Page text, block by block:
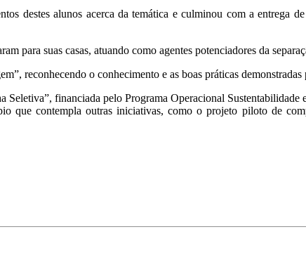
destes alunos acerca da temática e culminou com a entrega
para suas casas, atuando como agentes potenciadores da
reconhecendo o conhecimento e as boas práticas demonstradas
Seletiva”, financiada pelo Programa Operacional
que contempla outras iniciativas, como o projeto piloto de